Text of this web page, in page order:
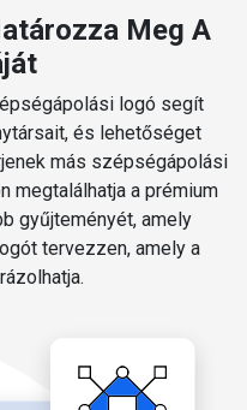
Meg A
logó segít
és lehetőséget
más szépségápolási
megtalálhatja a prémium
gyűjteményét, amely
tervezzen, amely a